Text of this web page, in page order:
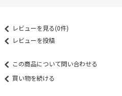
レビューを見る(0件)
レビューを投稿
この商品について問い合わせる
買い物を続ける